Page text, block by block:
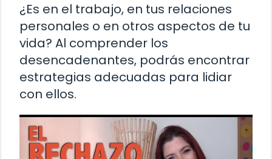
¿Es en el trabajo, en tus relaciones
personales o en otros aspectos de tu
vida? Al comprender los
desencadenantes, podrás encontrar
estrategias adecuadas para lidiar
con ellos.